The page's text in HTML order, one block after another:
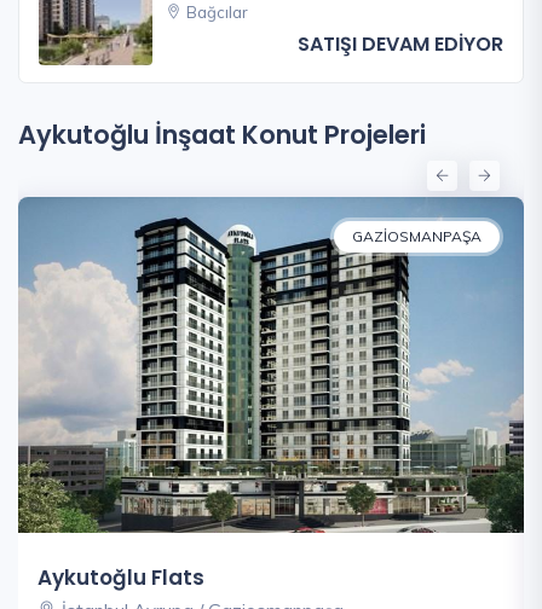
Bağcılar
SATIŞI DEVAM EDİYOR
Aykutoğlu İnşaat Konut Projeleri
GAZIOSMANPAŞA
Aykutoğlu Flats